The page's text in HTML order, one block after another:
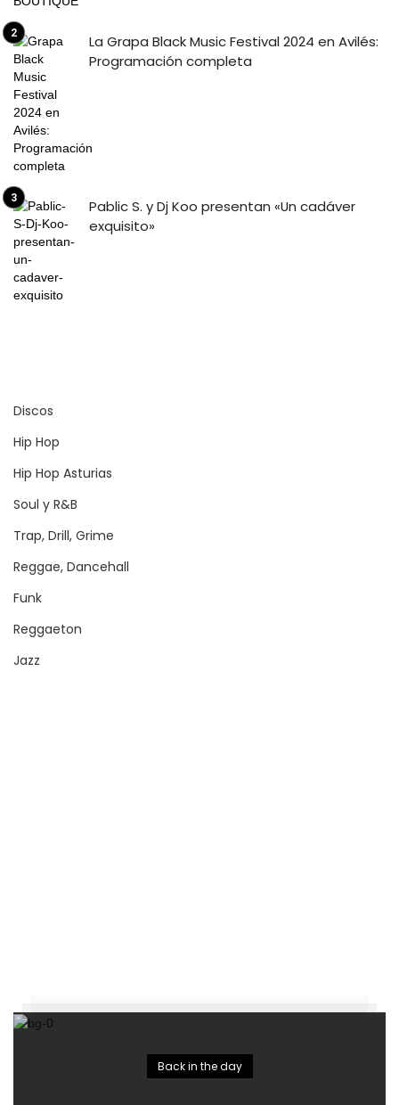
La Grapa Black Music Festival 2024 en Avilés:
Programación completa
Pablic S. y Dj Koo presentan «Un cadáver
exquisito»
Discos
Hip Hop
Hip Hop Asturias
Soul y R&B
Trap, Drill, Grime
Reggae, Dancehall
Funk
Reggaeton
Jazz
Back in the day